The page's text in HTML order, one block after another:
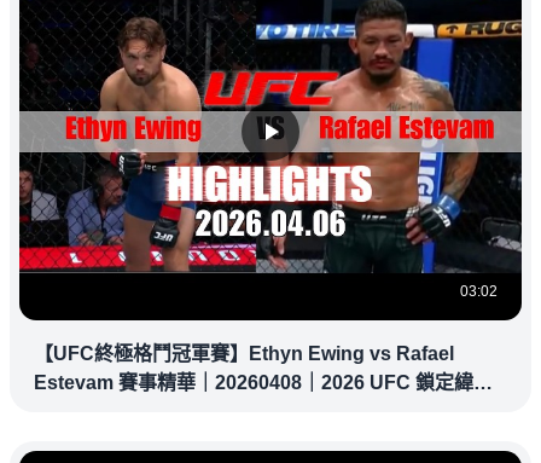
03:02
【UFC終極格鬥冠軍賽】Ethyn Ewing vs Rafael
Estevam 賽事精華｜20260408｜2026 UFC 鎖定緯